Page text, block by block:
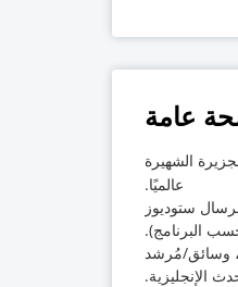
عامة
الدولة الجزيرة الشهيرة
عالميًا.
ستوديوز
البرنامج).
وسائق/مُرشد
الإنجليزية.